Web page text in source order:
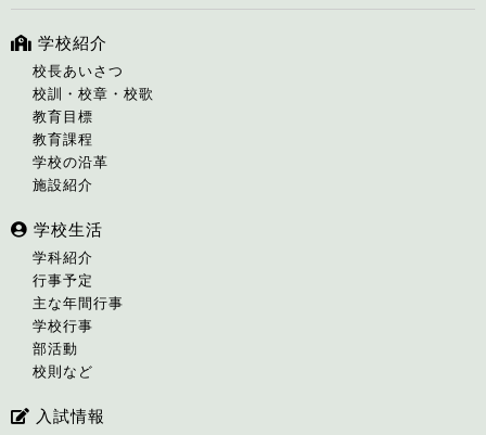
学校紹介
校長あいさつ
校訓・校章・校歌
教育目標
教育課程
学校の沿革
施設紹介
学校生活
学科紹介
行事予定
主な年間行事
学校行事
部活動
校則など
入試情報